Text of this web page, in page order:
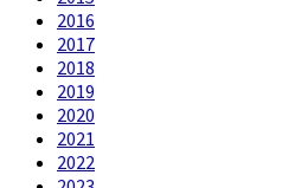
2016
2017
2018
2019
2020
2021
2022